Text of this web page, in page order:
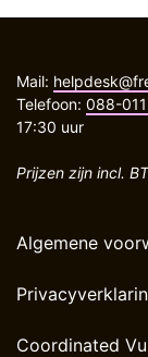
Mail:
Telefoon: 088-
17:30 uur
Prijzen zijn incl.
Algemene
Coordinated